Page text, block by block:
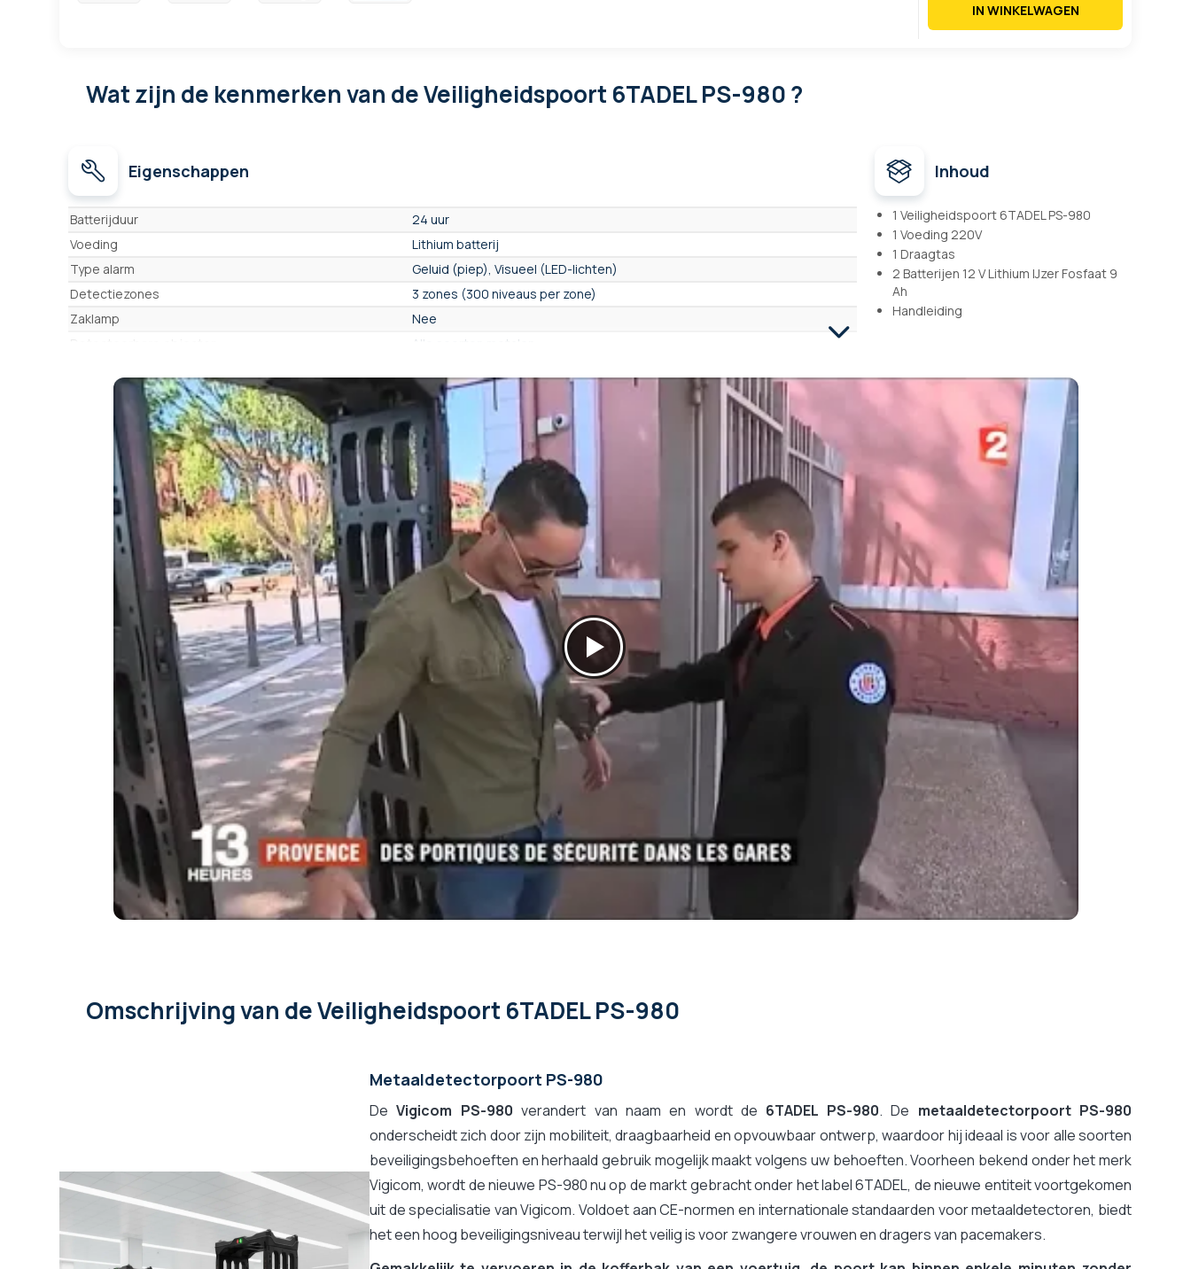
IN WINKELWAGEN
Wat zijn de kenmerkenvan de Veiligheidspoort 6TADEL PS-980 ?
Eigenschappen
Eigenschappen
Batterijduur
24 uur
Voeding
Lithium batterij
Type alarm
Geluid (piep), Visueel (LED-lichten)
Detectiezones
3 zones (300 niveaus per zone)
Zaklamp
Nee
Alle soorten metalen
Gevoeligheid van detectie
Verstelbaar
Oscillatie frequentie
Waterdicht
Nee
Militaire norm MIL-STD-810
Nee
Bestand tegen vallen
N.v.t.
Inhoud
1 Veiligheidspoort 6TADEL PS-980
1 Voeding 220V
1 Draagtas
2 Batterijen 12 V Lithium IJzer Fosfaat 9
Ah
Handleiding
Omschrijvingvan de Veiligheidspoort 6TADEL PS-980
Metaaldetectorpoort PS-980
DeVigicom PS-980 verandert van naam en wordt de 6TADEL PS-980. De metaaldetectorpoort PS-980
onderscheidt zich door zijn mobiliteit, draagbaarheid en opvouwbaar ontwerp, waardoor hij ideaal is voor alle soorten
beveiligingsbehoeften en herhaald gebruik mogelijk maakt volgens uw behoeften. Voorheen bekend onder het merk
Vigicom, wordt de nieuwe PS-980 nu op de markt gebracht onder het label 6TADEL, de nieuwe entiteit voortgekomen
uit de specialisatie van Vigicom. Voldoet aan CE-normen en internationale standaarden voor metaaldetectoren, biedt
het een hoog beveiligingsniveau terwijl het veilig is voor zwangere vrouwen en dragers van pacemakers.